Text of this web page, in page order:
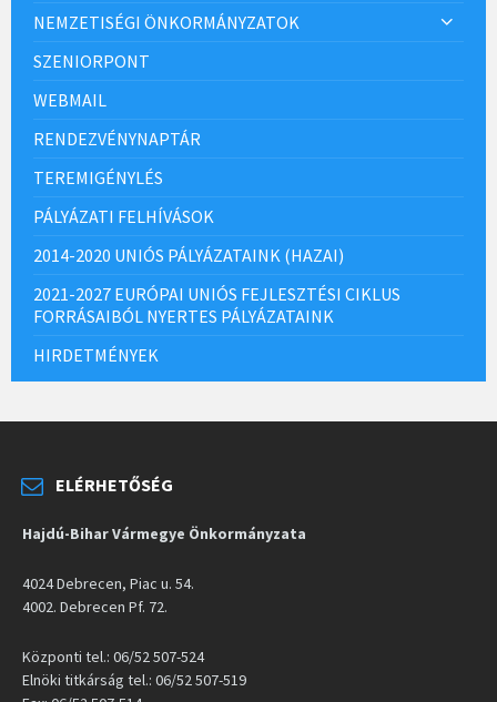
NEMZETISÉGI ÖNKORMÁNYZATOK
SZENIORPONT
WEBMAIL
RENDEZVÉNYNAPTÁR
TEREMIGÉNYLÉS
PÁLYÁZATI FELHÍVÁSOK
2014-2020 UNIÓS PÁLYÁZATAINK (HAZAI)
2021-2027 EURÓPAI UNIÓS FEJLESZTÉSI CIKLUS
FORRÁSAIBÓL NYERTES PÁLYÁZATAINK
HIRDETMÉNYEK
ELÉRHETŐSÉG
Hajdú-Bihar Vármegye Önkormányzata
4024 Debrecen, Piac u. 54.
4002. Debrecen Pf. 72.
Központi tel.: 06/52 507-524
Elnöki titkárság tel.: 06/52 507-519